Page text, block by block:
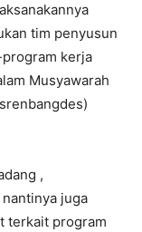
tim penyusun
kerja
Musyawarah
,
juga
terkait program